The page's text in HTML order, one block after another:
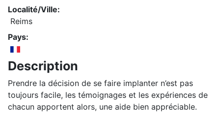
Localité/Ville:
Reims
Pays:
Description
Prendre la décision de se faire implanter n’est pas
toujours facile, les témoignages et les expériences de
chacun apportent alors, une aide bien appréciable.